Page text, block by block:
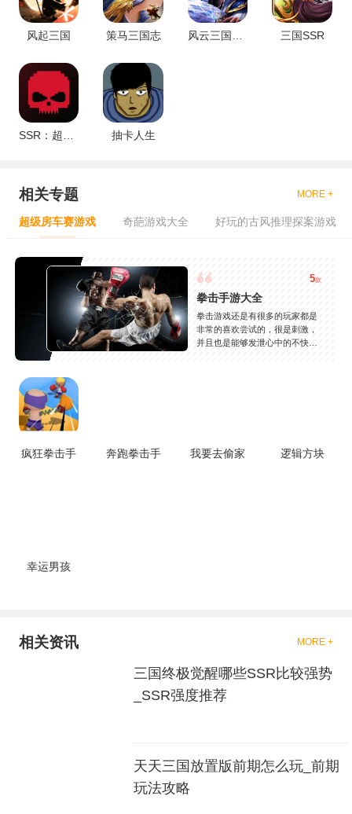
风起三国 策马三国志 三国SSR
抽卡人生
相关专题 MORE +
超级房车赛游戏 奇葩游戏大全 好玩的古风推理探案游戏
5款
拳击手游大全
拳击游戏还是有很多的玩家都是
非常的喜欢尝试的，很是刺激，
并且也是能够发泄心中的不快
就是收集了一些有意思的拳击游
疯狂拳击手 奔跑拳击手 我要去偷家 逻辑方块
幸运男孩
相关资讯 MORE +
三国终极觉醒哪些SSR比较强势
_SSR强度推荐
天天三国放置版前期怎么玩_前期
玩法攻略